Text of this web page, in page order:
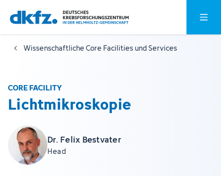
Zum
Hauptinhalt
springen
Zur
Fußzeile
springen
Wissenschaftliche Core Facilities und Services
CORE FACILITY
Lichtmikroskopie
Dr. Felix Bestvater
Head